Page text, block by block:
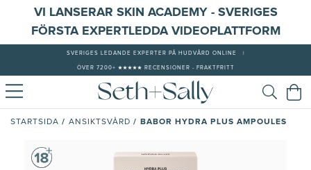
VI LANSERAR SKIN ACADEMY - SVERIGES
FÖRSTA EXPERTLEDDA VIDEOPLATTFORM
SVERIGES LEDANDE EXPERTER PÅ HUDVÅRD ONLINE
ÖVER 7200+ ★★★★★ RECENSIONER - FRAKTFRITT
STARTSIDA / ANSIKTSVÅRD / BABOR HYDRA PLUS AMPOULES